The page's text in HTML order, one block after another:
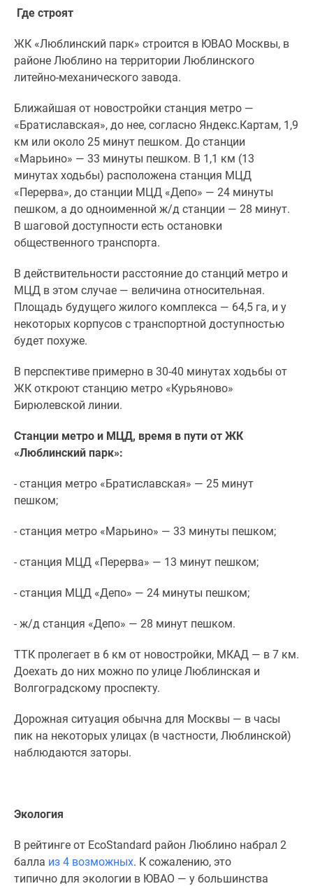
Где строят
ЖК «Люблинский парк» строится в ЮВАО Москвы, в
районе Люблино на территории Люблинского
литейно-механического завода.
Ближайшая от новостройки станция метро —
«Братиславская», до нее, согласно Яндекс.Картам, 1,9
км или около 25 минут пешком. До станции
«Марьино» — 33 минуты пешком. В 1,1 км (13
минутах ходьбы) расположена станция МЦД
«Перерва», до станции МЦД «Депо» — 24 минуты
пешком, а до одноименной ж/д станции — 28 минут.
В шаговой доступности есть остановки
общественного транспорта.
В действительности расстояние до станций метро и
МЦД в этом случае — величина относительная.
Площадь будущего жилого комплекса — 64,5 га, и у
некоторых корпусов с транспортной доступностью
будет похуже.
В перспективе примерно в 30-40 минутах ходьбы от
ЖК откроют станцию метро «Курьяново»
Бирюлевской линии.
Станции метро и МЦД, время в пути от ЖК
«Люблинский парк»:
- станция метро «Братиславская» — 25 минут
пешком;
- станция метро «Марьино» — 33 минуты пешком;
- станция МЦД «Перерва» — 13 минут пешком;
- станция МЦД «Депо» — 24 минуты пешком;
- ж/д станция «Депо» — 28 минут пешком.
ТТК пролегает в 6 км от новостройки, МКАД — в 7 км.
Доехать до них можно по улице Люблинская и
Волгоградскому проспекту.
Дорожная ситуация обычна для Москвы — в часы
пик на некоторых улицах (в частности, Люблинской)
наблюдаются заторы.
Экология
В рейтинге от EcoStandard район Люблино набрал 2
балла из 4 возможных. К сожалению, это
типично для экологии в ЮВАО — у большинства